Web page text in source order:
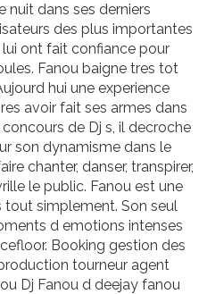
nuit dans ses derniers
des plus importantes
ont fait confiance pour
Fanou baigne tres tot
hui une experience
avoir fait ses armes dans
de Dj s, il decroche
son dynamisme dans le
chanter, danser, transpirer,
le public. Fanou est une
tout simplement. Son seul
d emotions intenses
Booking gestion des
tourneur agent
Dj Fanou d deejay fanou